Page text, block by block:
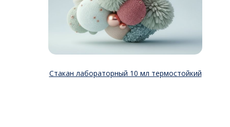
Стакан лабораторный 10 мл термостойкий